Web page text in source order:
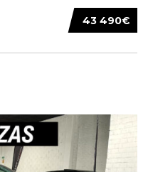
43 490€